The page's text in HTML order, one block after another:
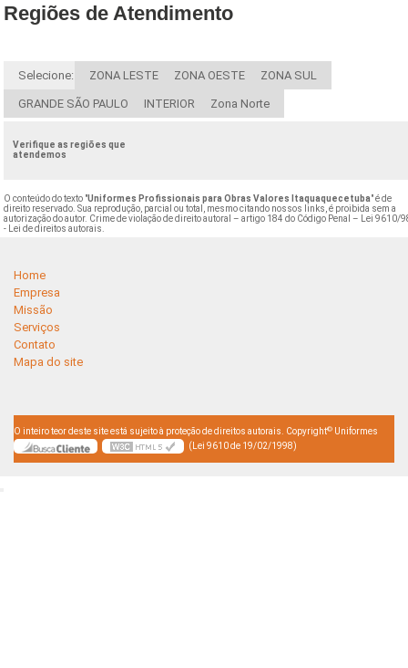
Regiões de Atendimento
Selecione: ZONA LESTE ZONA OESTE ZONA SUL
GRANDE SÃO PAULO INTERIOR Zona Norte
Verifique as regiões que
atendemos
O conteúdo do texto "Uniformes Profissionais para Obras Valores Itaquaquecetuba" é de
direito reservado. Sua reprodução, parcial ou total, mesmo citando nossos links, é proibida sem a
autorização do autor. Crime de violação de direito autoral – artigo 184 do Código Penal –
Lei 9610/
- Lei de direitos autorais
Home
Empresa
Missão
Serviços
Contato
Mapa do site
O inteiro teor deste site está sujeito à proteção de direitos autorais. Copyright© Uniformes
(Lei 9610 de 19/02/1998)